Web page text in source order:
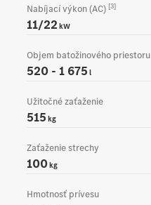
Nabíjací výkon (AC) [3]
11/22kW
Objem batožinového priestoru
520 - 1 675l
Užitočné zaťaženie
515kg
Zaťaženie strechy
100kg
Hmotnosť prívesu